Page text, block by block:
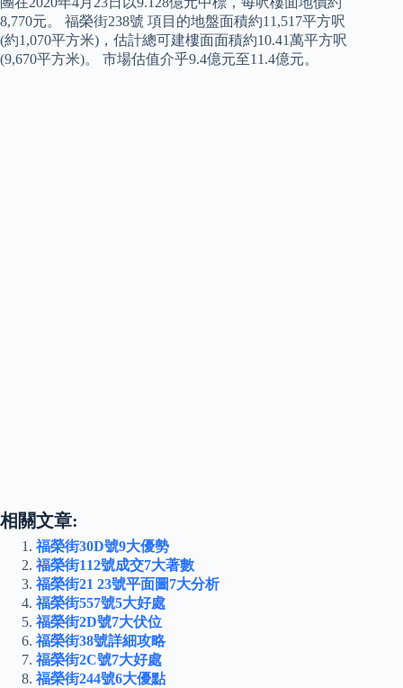
8,770元。 福榮街238號 項目的地盤面積約11,517平方呎
(約1,070平方米)，估計總可建樓面面積約10.41萬平方呎
(9,670平方米)。 市場估值介乎9.4億元至11.4億元。
相關文章:
福榮街30D號9大優勢
福榮街112號成交7大著數
福榮街21 23號平面圖7大分析
福榮街557號5大好處
福榮街2D號7大伏位
福榮街38號詳細攻略
福榮街2C號7大好處
福榮街244號6大優點